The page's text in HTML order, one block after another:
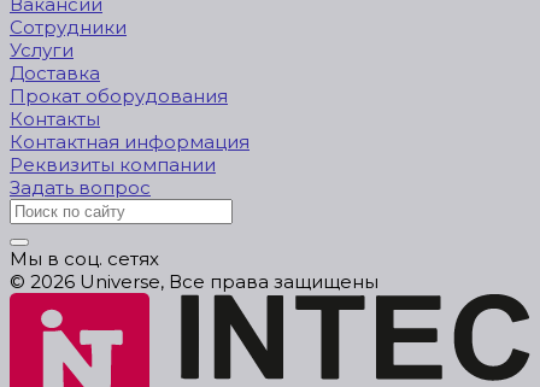
Сотрудники
Услуги
Доставка
Прокат оборудования
Контакты
Контактная информация
Реквизиты компании
Задать вопрос
Мы в соц. сетях
© 2026 Universe, Все права защищены